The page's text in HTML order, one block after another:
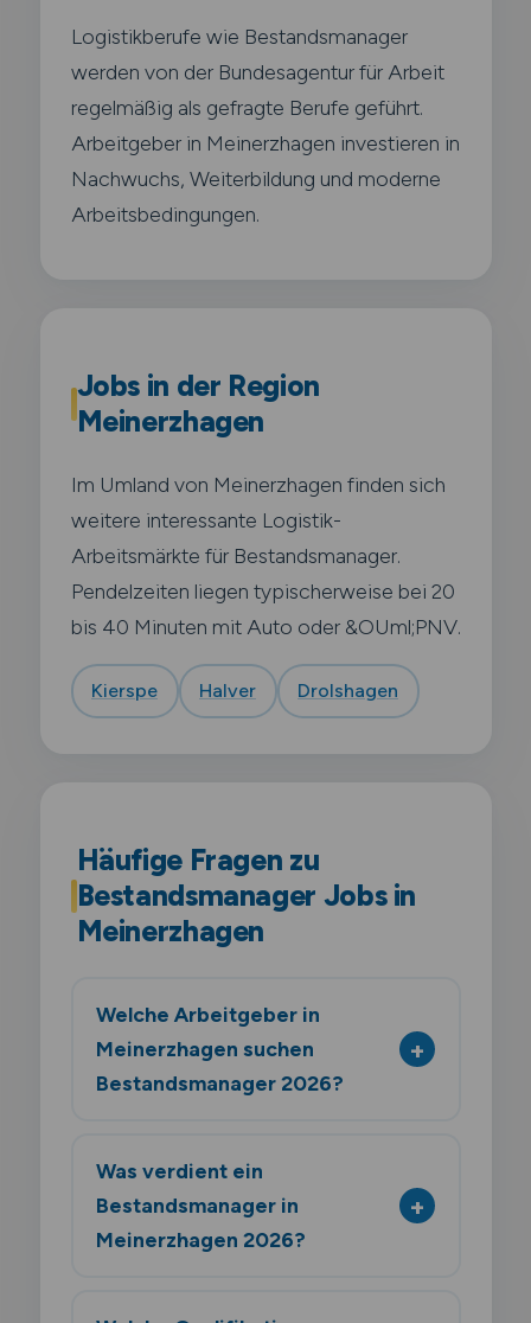
Logistikberufe wie Bestandsmanager
werden von der Bundesagentur für Arbeit
regelmäßig als gefragte Berufe geführt.
Arbeitgeber in Meinerzhagen investieren in
Nachwuchs, Weiterbildung und moderne
Arbeitsbedingungen.
Jobs in der Region
Meinerzhagen
Im Umland von Meinerzhagen finden sich
weitere interessante Logistik-
Arbeitsmärkte für Bestandsmanager.
Pendelzeiten liegen typischerweise bei 20
bis 40 Minuten mit Auto oder &OUml;PNV.
Kierspe Halver Drolshagen
Häufige Fragen zu
Bestandsmanager Jobs in
Meinerzhagen
Welche Arbeitgeber in
Meinerzhagen suchen
Bestandsmanager 2026?
Was verdient ein
Bestandsmanager in
Meinerzhagen 2026?